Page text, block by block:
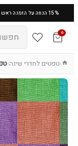
15% הנחה על הזמנה ראשונה
0
›טפטים לחדרי שינה›